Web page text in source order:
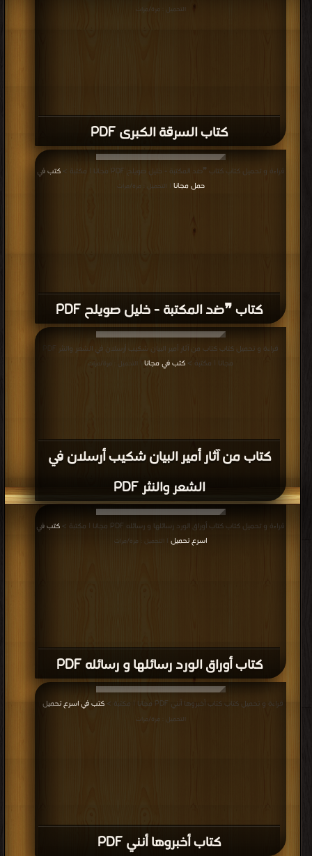
كتاب السرقة الكبرى PDF
التحميل : مرة/مرات
كتاب ❞ضد المكتبة - خليل صويلح PDF
قراءة و تحميل كتاب كتاب ❞ضد المكتبة - خليل صويلح PDF مجانا | مكتبة >
كتب في
حمل مجانا | التحميل : مرة/مرات
كتاب من آثار أمير البيان شكيب أرسلان في
الشعر والنثر PDF
مجانا | مكتبة > كتب في مجانا | التحميل : مرة/مرات
كتاب أوراق الورد رسائلها و رسائله PDF
قراءة و تحميل كتاب كتاب أوراق الورد رسائلها و رسائله PDF مجانا | مكتبة >
كتب في
اسرع تحميل | التحميل : مرة/مرات
كتاب أخبروها أنني PDF
قراءة و تحميل كتاب كتاب أخبروها أنني PDF مجانا | مكتبة > كتب في اسرع تحميل
التحميل : مرة/مرات